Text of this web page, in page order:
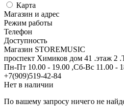
Карта
Магазин и адрес
Режим работы
Телефон
Доступность
Магазин STOREMUSIC
проспект Химиков дом 41 .этаж
Пн-Пт 10.00 - 19.00 ,Сб-Вс 11.00 -
+7(909)519-42-84
Нет в наличии
По вашему запросу ничего не